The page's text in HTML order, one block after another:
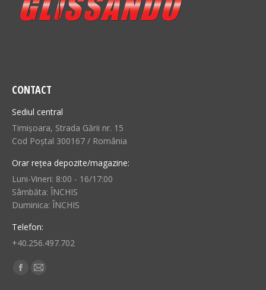
CONTACT
Sediul central
Timișoara, Strada Gării nr. 15
Cod Poștal 300167 / România
Orar rețea depozite/magazine:
Luni-Vineri: 8:00 - 16/17:00
Sâmbăta: ÎNCHIS
Duminica: ÎNCHIS
Telefon:
+40.256.497.702
Find us on:
Facebook
Mail